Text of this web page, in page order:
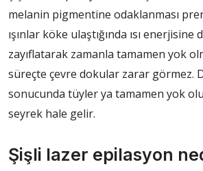
melanin pigmentine odaklanması
ışınlar köke ulaştığında ısı
zayıflatarak zamanla tamamen yok
süreçte çevre dokular zarar görmez.
sonucunda tüyler ya tamamen yok
seyrek hale gelir.
Şişli lazer epilasyon